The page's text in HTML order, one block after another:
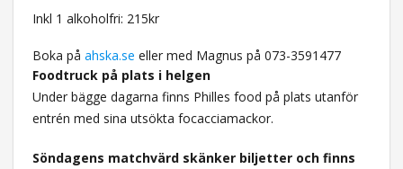
Inkl 1 alkoholfri: 215kr
Boka på ahska.se eller med Magnus på 073-3591477
Foodtruck på plats i helgen
Under bägge dagarna finns Philles food på plats utanför
entrén med sina utsökta focacciamackor.
Söndagens matchvärd skänker biljetter och finns